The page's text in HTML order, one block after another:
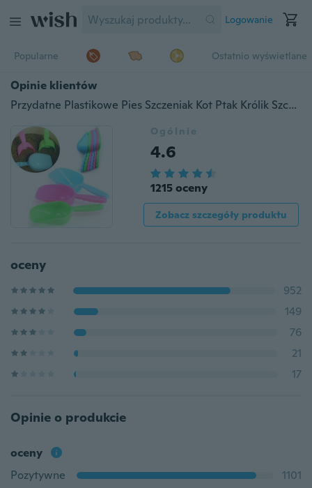
Logowanie
Popularne Ostatnio wyświetlane
Opinie klientów
Przydatne Plastikowe Pies Szczeniak Kot Ptak Królik Szczur Fretka Podajnik pokarmu Miska Łopata
Ogólnie
4.6
1215 oceny
Zobacz szczegóły produktu
oceny
952
149
76
21
17
Opinie o produkcie
oceny
Pozytywne
1101